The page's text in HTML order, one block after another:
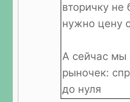
вторичку не
нужно цену
А сейчас мы
рыночек:
до нуля